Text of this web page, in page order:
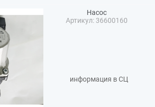
Насос
Артикул: 36600160
информация в СЦ